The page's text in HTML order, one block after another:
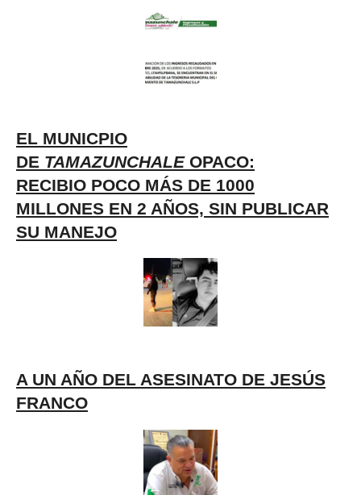
EL MUNICPIO
DE TAMAZUNCHALEOPACO:
RECIBIO POCO MÁS DE 1000
MILLONES EN 2 AÑOS, SIN PUBLICAR
SU MANEJO
A UN AÑO DEL ASESINATO DE JESÚS
FRANCO